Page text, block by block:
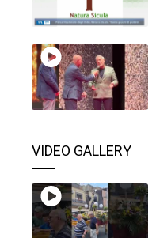
VIDEO GALLERY